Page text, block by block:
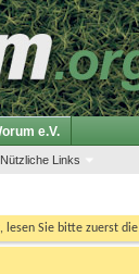
Nützliche Links
e.V.
lesen Sie bitte zuerst die